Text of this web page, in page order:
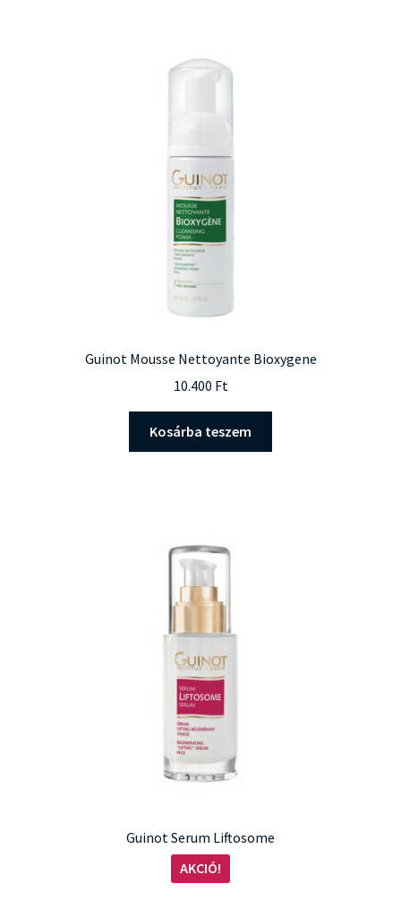
Guinot Mousse Nettoyante Bioxygene
10.400 Ft
Kosárba teszem
Guinot Serum Liftosome
AKCIÓ!